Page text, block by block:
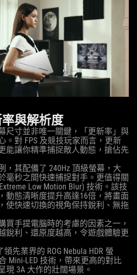
與解析度
尺寸並非唯一關鍵，「更新率」與
。對 FPS 及競技玩家而言，更新
能讓你精準捕捉敵人動態，搶佔先
例，其配備了 240Hz 頂級螢幕，大
毫秒之間快速捕捉對手。更值得關
Low Motion Blur) 技術。該技
動態清晰度提升高達16倍，將畫面
使快速切換的視角保持銳利、無拖
買手提電腦時的考慮的因素之一，
銳利、還原度越高，令遊戲體驗更
領先業界的 ROG Nebula HDR 螢
Mini-LED 技術，帶來更高的對比
現 3A 大作的壯闊場景。